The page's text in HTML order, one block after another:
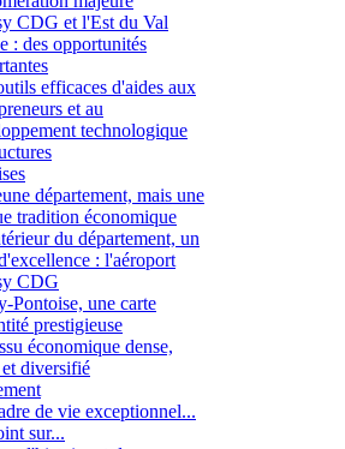
CDG et l'Est du Val
: des opportunités
efficaces d'aides aux
et au
technologique
département, mais une
tradition économique
du département, un
: l'aéroport
CDG
Pontoise, une carte
prestigieuse
économique dense,
diversifié
de vie exceptionnel...
sur...